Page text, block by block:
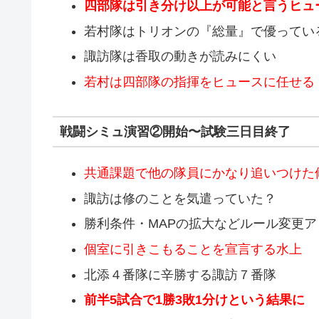
四部隊は引き分け以上が可能と言うヒュ
若村隊はトリオンの『総量』で優ってい
諏訪隊は香取の動きが読みにくい
若村は四部隊の指揮をヒュースに任せる
戦闘シミュ演習②開始〜試験三日目終了
共通課題で他の隊員にかなり追いつけた
諏訪は修のことを気遣っていた？
勝利条件・MAPの拡大などルール変更ア
個室に引きこもることを宣言する水上
北添４番隊に辛勝する諏訪７番隊
前半5試合で1勝3敗1分けという結果に